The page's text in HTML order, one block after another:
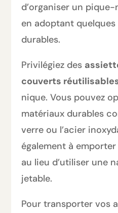
d’organiser un
en adoptant
durables.
Privilégiez des
couverts
nique. Vous pouvez
matériaux durables
verre ou l’acier
également à
au lieu d’utiliser une
jetable.
Pour transporter vos